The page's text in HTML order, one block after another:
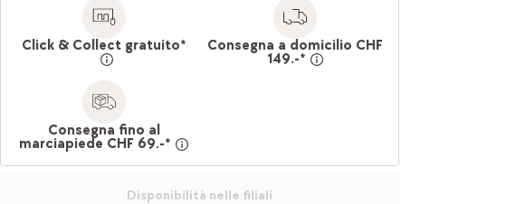
Click & Collect gratuito* Consegna a domicilio CHF
149.-*
Consegna fino al
marciapiede CHF 69.-*
Disponibilità nelle filiali